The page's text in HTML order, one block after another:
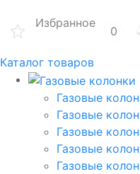
Избранное
0
Каталог товаров
Газовые
Газовые
Газовые
Газовые
Газовые